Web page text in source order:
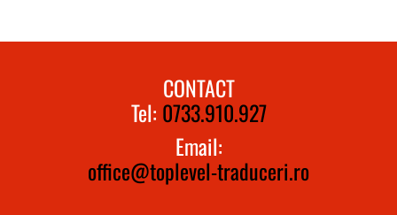
CONTACT
Tel: 0733.910.927
Email:
office@toplevel-traduceri.ro